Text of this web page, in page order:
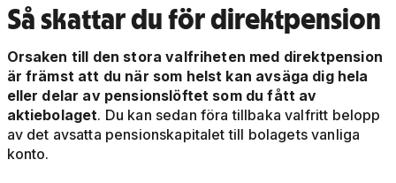
Så skattar du för direktpension
Orsaken till den stora valfriheten med direktpension
är främst att du när som helst kan avsäga dig hela
eller delar av pensionslöftet som du fått av
aktiebolaget. Du kan sedan föra tillbaka valfritt belopp
av det avsatta pensionskapitalet till bolagets vanliga
konto.